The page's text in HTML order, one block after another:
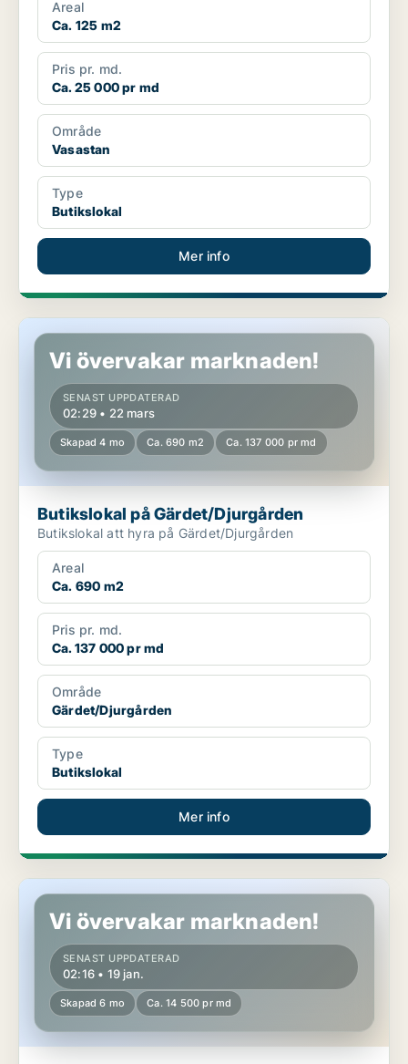
Areal
Ca. 125 m2
Pris pr. md.
Ca. 25 000 pr md
Område
Vasastan
Type
Butikslokal
Mer info
Butikslokal på Gärdet/Djurgården
Vi övervakar marknaden!
SENAST UPPDATERAD
02:29 • 22 mars
Skapad 4 mo Ca. 690 m2 Ca. 137 000 pr md
Butikslokal på Gärdet/Djurgården
Butikslokal att hyra på Gärdet/Djurgården
Areal
Ca. 690 m2
Pris pr. md.
Ca. 137 000 pr md
Område
Gärdet/Djurgården
Type
Butikslokal
Mer info
Butikslokal på Östermalm
Vi övervakar marknaden!
SENAST UPPDATERAD
02:16 • 19 jan.
Skapad 6 mo Ca. 14 500 pr md